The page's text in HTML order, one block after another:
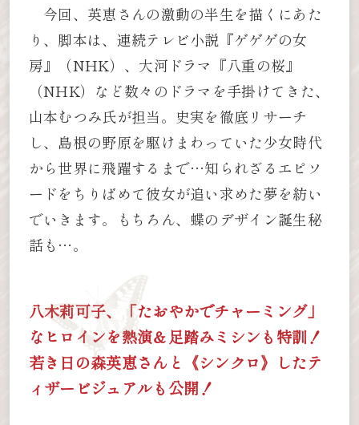
今回、英恵さんの激動の半生を描くにあた
り、脚本は、連続テレビ小説『ゲゲゲの女
房』（NHK）、大河ドラマ『八重の桜』
（NHK）など数々のドラマを手掛けてきた、
山本むつみ氏が担当。史実を徹底リサーチ
し、島根の野原を駆けまわっていた少女時代
から世界に飛躍するまで…知られざるエピソ
ードをちりばめて彼女が追い求めた夢を紡い
でいきます。もちろん、蝶のデザイン誕生秘
話も…。
八木莉可子、「たおやかでチャーミング」
なヒロインを熱演＆足踏みミシンも特訓！
若き日の森英恵さんと《シンクロ》したテ
ィザービジュアルも公開！